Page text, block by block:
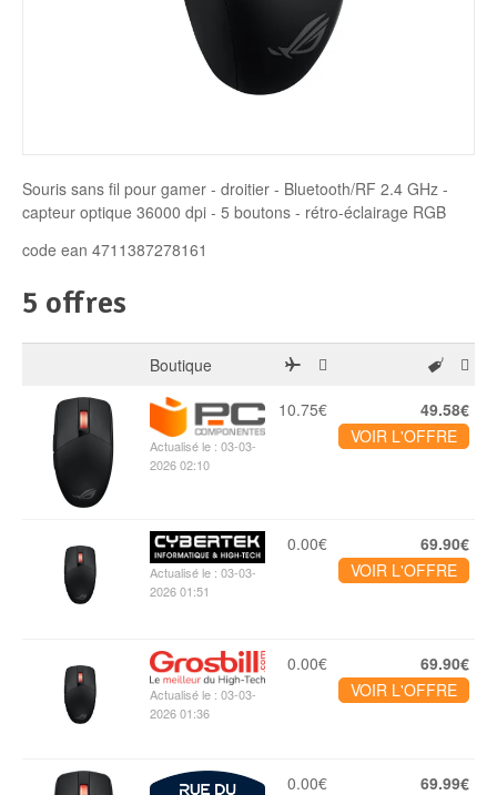
Souris sans fil pour gamer - droitier - Bluetooth/RF 2.4 GHz -
capteur optique 36000 dpi - 5 boutons - rétro-éclairage RGB
code ean 4711387278161
5 offres
Boutique
Actualisé le : 03-03-
2026 02:10
10.75€
49.58€
VOIR L'OFFRE
Actualisé le : 03-03-
2026 01:51
0.00€
69.90€
VOIR L'OFFRE
Actualisé le : 03-03-
2026 01:36
0.00€
69.90€
VOIR L'OFFRE
0.00€
69.99€